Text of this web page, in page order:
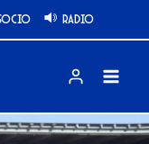
Radio